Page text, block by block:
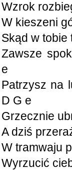
Wzrok
W kieszeni
Skąd w tobie
Zawsze
e
Patrzysz na
D G e
Grzecznie
A dziś
W tramwaju
Wyrzucić